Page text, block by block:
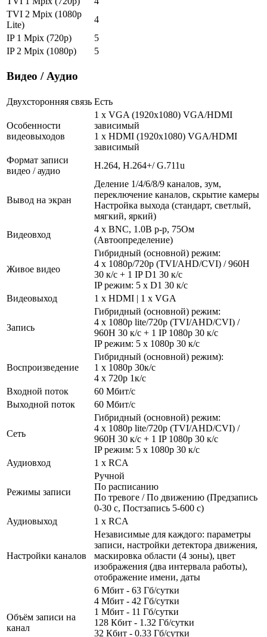
TVI 2 Mpix (1080p
Lite)
4
IP 1 Mpix (720p)
5
IP 2 Mpix (1080p)
5
Видео / Аудио
Двухсторонняя связь Есть
Особенности
видеовыходов
1 x VGA (1920x1080) VGA/HDMI
зависимый
1 x HDMI (1920x1080) VGA/HDMI
зависимый
Формат записи
видео / аудио
H.264, H.264+/ G.711u
Вывод на экран
Деление 1/4/6/8/9 каналов, зум,
переключение каналов, скрытие камеры
Настройка выхода (стандарт, светлый,
мягкий, яркий)
Видеовход
4 x BNC, 1.0В p-p, 75Ом
(Автоопределение)
Живое видео
Гибридный (основной) режим:
4 х 1080p/720р (TVI/AHD/CVI) / 960H
30 к/с + 1 IP D1 30 к/с
IP режим: 5 х D1 30 к/с
Видеовыход
1 x HDMI | 1 x VGA
Запись
Гибридный (основной) режим:
4 х 1080p lite/720р (TVI/AHD/CVI) /
960H 30 к/с + 1 IP 1080p 30 к/с
IP режим: 5 х 1080p 30 к/с
Воспроизведение
Гибридный (основной) режим):
1 x 1080р 30к/с
4 х 720р 1к/с
Входной поток
60 Мбит/с
Выходной поток
60 Мбит/с
Сеть
Гибридный (основной) режим:
4 х 1080p lite/720р (TVI/AHD/CVI) /
960H 30 к/с + 1 IP 1080p 30 к/с
IP режим: 5 х 1080p 30 к/с
Аудиовход
1 x RCA
Режимы записи
Ручной
По расписанию
По тревоге / По движению (Предзапись
0-30 с, Постзапись 5-600 с)
Аудиовыход
1 x RCA
Настройки каналов
Независимые для каждого: параметры
записи, настройки детектора движения,
маскировка области (4 зоны), цвет
изображения (два интервала работы),
отображение имени, даты
Объём записи на
канал
6 Мбит - 63 Гб/сутки
4 Мбит - 42 Гб/сутки
1 Мбит - 11 Гб/сутки
128 Кбит - 1.32 Гб/сутки
32 Кбит - 0.33 Гб/сутки